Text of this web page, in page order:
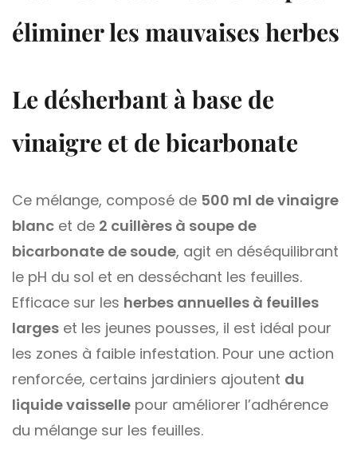
éliminer les mauvaises herbes
Le désherbant à base de
vinaigre et de bicarbonate
Ce mélange, composé de 500 ml de vinaigre
blanc et de 2 cuillères à soupe de
bicarbonate de soude, agit en déséquilibrant
le pH du sol et en desséchant les feuilles.
Efficace sur les herbes annuelles à feuilles
larges et les jeunes pousses, il est idéal pour
les zones à faible infestation. Pour une action
renforcée, certains jardiniers ajoutent du
liquide vaisselle pour améliorer l’adhérence
du mélange sur les feuilles.